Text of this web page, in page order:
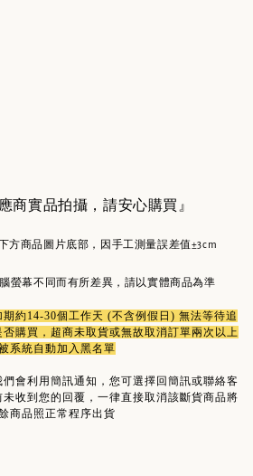
商實品拍攝，請安心購買』
方商品圖片底部，因手工測量誤差值±3cm
螢幕不同而有所差異，請以實體商品為準
期約14-30個工作天 (不含例假日) 無法等待追
購買，超商未取貨或無故取消訂單兩次以上
系統自動加入黑名單
會利用簡訊通知，您可選擇回簡訊或聯絡客
收到您的回覆，一律直接取消該斷貨商品將
商品照正常程序出貨